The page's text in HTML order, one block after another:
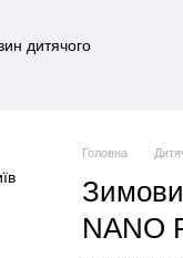
Головна
NANO